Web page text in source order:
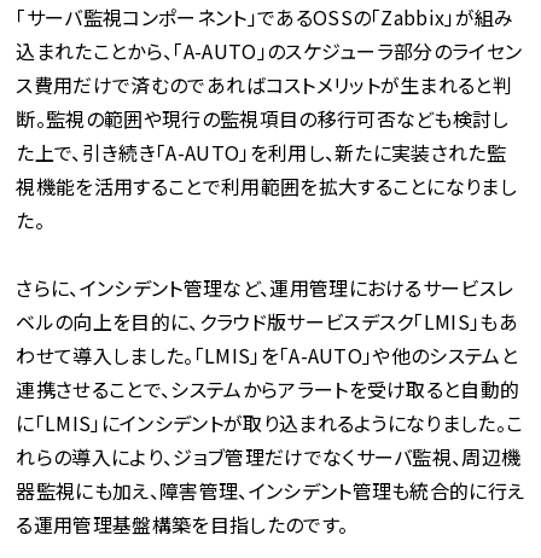
「サーバ監視コンポーネント」であるOSSの「Zabbix」が組み
込まれたことから、「A-AUTO」のスケジューラ部分のライセン
ス費用だけで済むのであればコストメリットが生まれると判
断。監視の範囲や現行の監視項目の移行可否なども検討し
た上で、引き続き「A-AUTO」を利用し、新たに実装された監
視機能を活用することで利用範囲を拡大することになりまし
た。
さらに、インシデント管理など、運用管理におけるサービスレ
ベルの向上を目的に、クラウド版サービスデスク「LMIS」もあ
わせて導入しました。「LMIS」を「A-AUTO」や他のシステムと
連携させることで、システムからアラートを受け取ると自動的
に「LMIS」にインシデントが取り込まれるようになりました。こ
れらの導入により、ジョブ管理だけでなくサーバ監視、周辺機
器監視にも加え、障害管理、インシデント管理も統合的に行え
る運用管理基盤構築を目指したのです。